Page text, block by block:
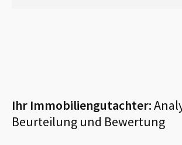
Ihr Immobiliengutachter:
Beurteilung und Bewertung